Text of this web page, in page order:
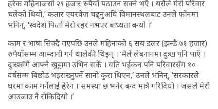
हरेक महिनाजसो २९ हजार रुपैयाँ पठाउन सक्ने भएँ । यसैले मेरो परिवार
चलेको थियो,’ कतार एयरवेज चढ्नुअघि विमानस्थलबाट उनले फोनमा
भनिन्, ‘स्वदेश फिर्ता मेरो रहर नभएर बाध्यता बन्यो ।’
काम र भाषा सिक्दै गएपछि उनले महिनाको ६ सय डलर (झन्डै ७१ हजार)
रुपैयाँसम्म आम्दानी गर्न थालेकी थिइन् । ‘मैले लेबनानमा दुःख पनि पाएँ ।
दुःखसँगै आफ्नै खुट्टामा उभिन सकें । यति भईकन पनि परिवारसँग १०
वर्षसम्म बिछोड भइराख्नुपर्ने सानो कुरा थिएन,’ उनले भनिन्, ‘सरकारले
घरमा काम गर्नेलाई हेरेन । समस्या छ भनेर बन्द मात्रै गरिदियो । जसले मेरो
आउजाउ नै रोकिदियो ।’